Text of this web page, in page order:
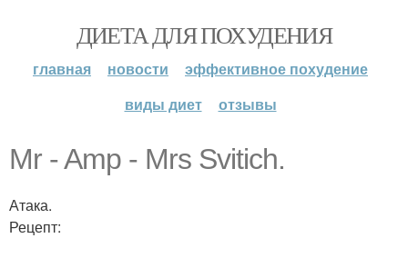
ДИЕТА ДЛЯ ПОХУДЕНИЯ
главная новости
эффективное похудение
виды диет
отзывы
Mr - Amp - Mrs Svitich.
Атака.
Рецепт: